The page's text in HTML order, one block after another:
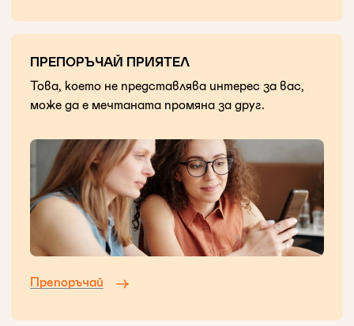
ПРЕПОРЪЧАЙ ПРИЯТЕЛ
Това, което не представлява интерес за вас,
може да е мечтаната промяна за друг.
Препоръчай